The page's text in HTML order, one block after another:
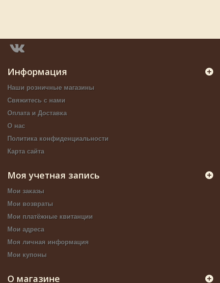
Информация
Наши розничные магазины
Свяжитесь с нами
Оплата и Доставка
О нас
Политика конфиденциальности
Карта сайта
Моя учетная запись
Мои заказы
Мои возвраты
Мои платёжные квитанции
Мои адреса
Моя личная информация
Мои купоны
О магазине